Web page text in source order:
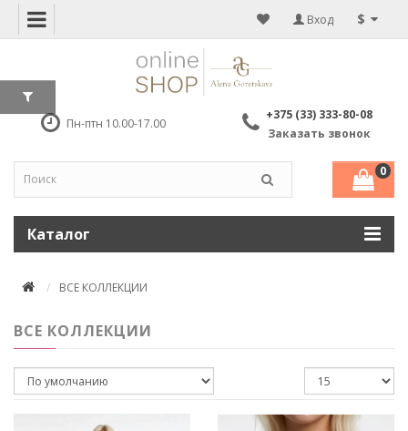
$
Вход
Пн-птн 10.00-17.00
+375 (33) 333-80-08
Заказать звонок
0
Каталог
ВСЕ КОЛЛЕКЦИИ
ВСЕ КОЛЛЕКЦИИ